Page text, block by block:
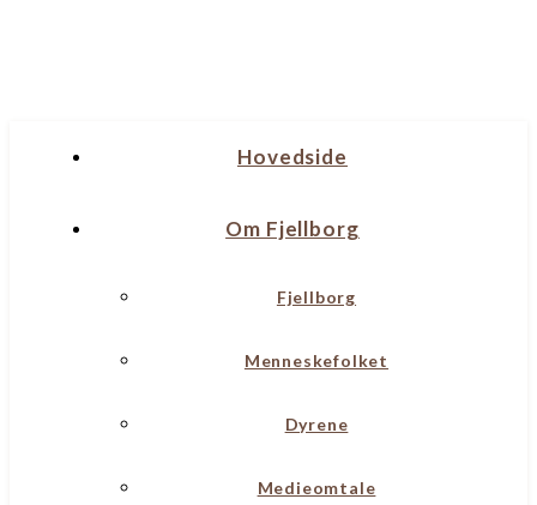
Hovedside
Om Fjellborg
Fjellborg
Menneskefolket
Dyrene
Medieomtale